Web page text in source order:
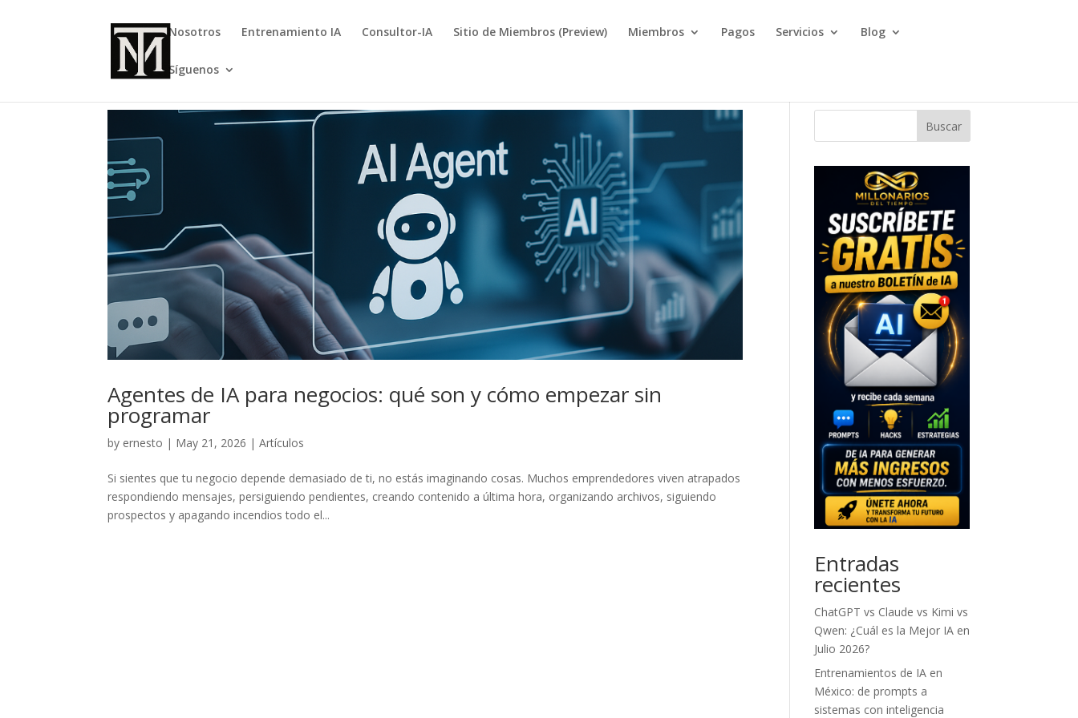
Nosotros Entrenamiento IA Consultor-IA Sitio de Miembros (Preview) Miembros Pagos Servicios Blog
Síguenos
Agentes de IA para negocios: qué son y cómo empezar sin
programar
by ernesto | May 21, 2026 |Artículos
Si sientes que tu negocio depende demasiado de ti, no estás imaginando cosas. Muchos emprendedores viven atrapados
respondiendo mensajes, persiguiendo pendientes, creando contenido a última hora, organizando archivos, siguiendo
prospectos y apagando incendios todo el...
Buscar
Entradas
recientes
ChatGPT vs Claude vs Kimi vs
Qwen: ¿Cuál es la Mejor IA en
Julio 2026?
Entrenamientos de IA en
México: de prompts a
sistemas con inteligencia